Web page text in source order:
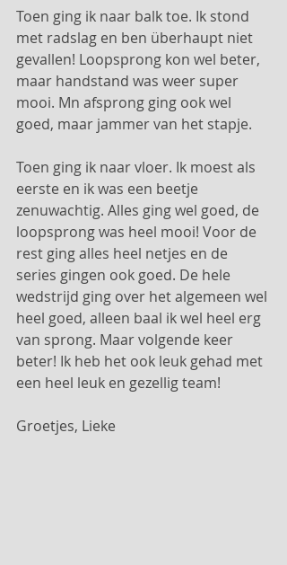
Toen ging ik naar balk toe. Ik stond
met radslag en ben überhaupt niet
gevallen! Loopsprong kon wel beter,
maar handstand was weer super
mooi. Mn afsprong ging ook wel
goed, maar jammer van het stapje.
Toen ging ik naar vloer. Ik moest als
eerste en ik was een beetje
zenuwachtig. Alles ging wel goed, de
loopsprong was heel mooi! Voor de
rest ging alles heel netjes en de
series gingen ook goed. De hele
wedstrijd ging over het algemeen wel
heel goed, alleen baal ik wel heel erg
van sprong. Maar volgende keer
beter! Ik heb het ook leuk gehad met
een heel leuk en gezellig team!
Groetjes, Lieke